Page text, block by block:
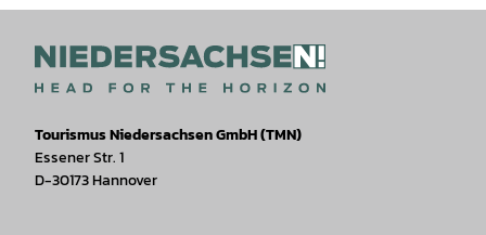
Tourismus Niedersachsen GmbH (TMN)
Essener Str. 1
D-30173 Hannover